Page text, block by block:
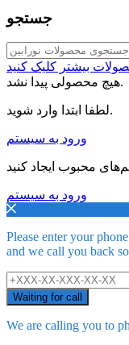
جستجو
هیچ محصولی پیدا نشد.
لطفا ابتدا وارد شوید.
ورود به سیستم
ورود به سیستم
Please enter your
and we call you back
Waiting for call
We are calling you to